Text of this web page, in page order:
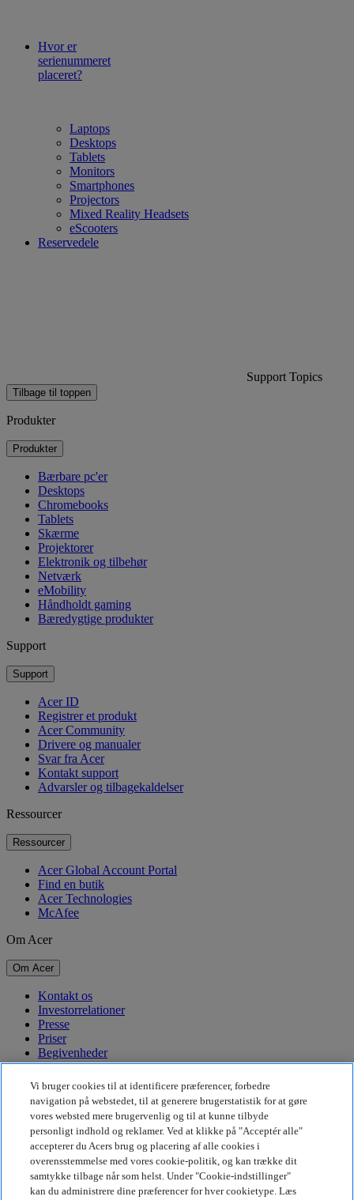
Hvor er
serienummeret
placeret?
Laptops
Desktops
Tablets
Monitors
Smartphones
Projectors
Mixed Reality Headsets
eScooters
Reservedele
Support Topics
Tilbage til toppen
Produkter
Produkter
Bærbare pc'er
Desktops
Chromebooks
Tablets
Skærme
Projektorer
Elektronik og tilbehør
Netværk
eMobility
Håndholdt gaming
Bæredygtige produkter
Support
Support
Acer ID
Registrer et produkt
Acer Community
Drivere og manualer
Svar fra Acer
Kontakt support
Advarsler og tilbagekaldelser
Ressourcer
Ressourcer
Acer Global Account Portal
Find en butik
Acer Technologies
McAfee
Om Acer
Om Acer
Kontakt os
Investorrelationer
Presse
Priser
Begivenheder
Bæredygtighed
Bæredygtighed
Virksomhedens sociale ansvar
CO2-aftryk for produkt
Project Humanity
Earthion
Vi bruger cookies til at identificere præferencer, forbedre
navigation på webstedet, til at generere brugerstatistik for at gøre
vores websted mere brugervenlig og til at kunne tilbyde
personligt indhold og reklamer. Ved at klikke på "Acceptér alle"
accepterer du Acers brug og placering af alle cookies i
overensstemmelse med vores cookie-politik, og kan trække dit
samtykke tilbage når som helst. Under "Cookie-indstillinger"
kan du administrere dine præferencer for hver cookietype. Læs